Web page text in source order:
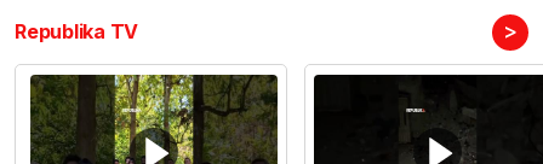
Republika TV >